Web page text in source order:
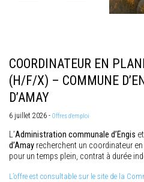
COORDINATEUR EN
(H/F/X) – COMMUNE
D’AMAY
6 juillet 2026 - Offres d'emploi
L’Administration communale d’Engis
d’Amay recherchent un coordinateur
pour un temps plein, contrat à durée
L’offre est consultable sur le site de la